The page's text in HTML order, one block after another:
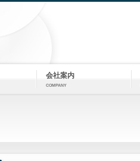
会社案内
COMPANY